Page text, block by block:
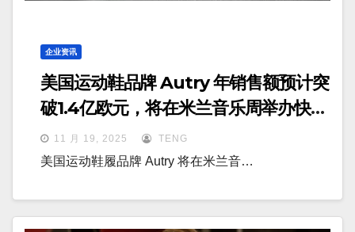
企业资讯
美国运动鞋品牌 Autry 年销售额预计突
破1.4亿欧元，将在米兰音乐周举办快闪
活动
11 月 19, 2025 TENG
美国运动鞋履品牌 Autry 将在米兰音…